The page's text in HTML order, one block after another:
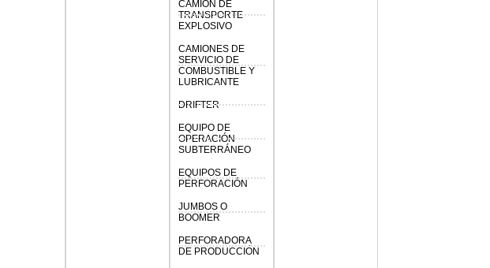
CAMIÓN DE
TRANSPORTE
EXPLOSIVO
CAMIONES DE
SERVICIO DE
COMBUSTIBLE Y
LUBRICANTE
DRIFTER
EQUIPO DE
OPERACIÓN
SUBTERRÁNEO
EQUIPOS DE
PERFORACIÓN
JUMBOS O
BOOMER
PERFORADORA
DE PRODUCCIÓN